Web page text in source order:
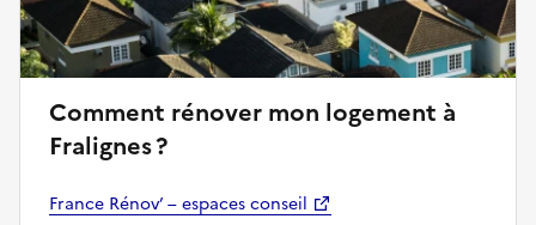
Comment rénover mon logement à
Fralignes ?
France Rénov’ – espaces conseil